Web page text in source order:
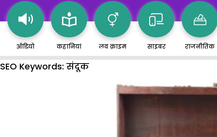
ऑडियो कहानियां लव क्राइम साइबर राजनीतिक
SEO Keywords: संदूक